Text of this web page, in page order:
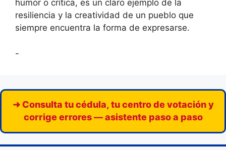
humor o crítica, es un claro ejemplo de la
resiliencia y la creatividad de un pueblo que
siempre encuentra la forma de expresarse.
-
➜ Consulta tu cédula, tu centro de votación y
corrige errores — asistente paso a paso